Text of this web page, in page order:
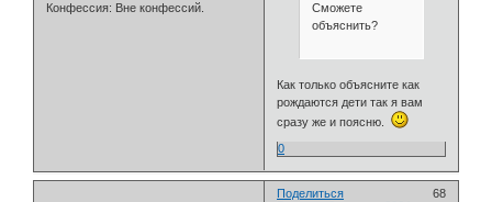
Конфессия: Вне конфессий.
Сможете
объяснить?
Как только объясните как
рождаются дети так я вам
сразу же и поясню.
0
Поделиться
68